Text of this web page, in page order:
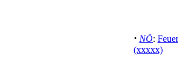
· NÖ:
(xxxxx)